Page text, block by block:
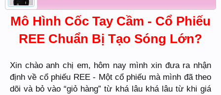
Mô Hình Cốc Tay Cầm - Cổ Phiếu
REE Chuẩn Bị Tạo Sóng Lớn?
Xin chào anh chị em, hôm nay mình xin đưa ra nhận
định về cổ phiếu REE - Một cổ phiếu mà mình đã theo
dõi và bỏ vào “giỏ hàng” từ khá lâu khá lâu từ khi giá